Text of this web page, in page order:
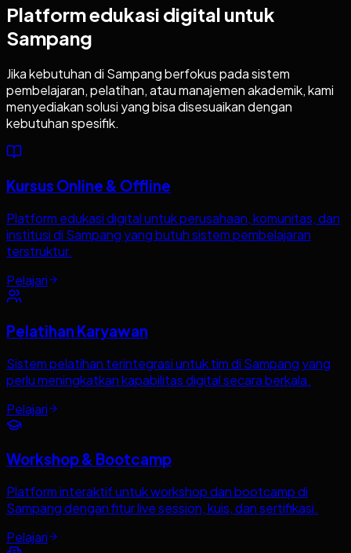
Platform edukasi digital untuk
Sampang
Jika kebutuhan di Sampangberfokus pada sistem
pembelajaran, pelatihan, atau manajemen akademik, kami
menyediakan solusi yang bisa disesuaikan dengan
kebutuhan spesifik.
Kursus Online & Offline
Platform edukasi digital untuk perusahaan, komunitas, dan
institusi di Sampang yang butuh sistem pembelajaran
terstruktur.
Pelajari
Pelatihan Karyawan
Sistem pelatihan terintegrasi untuk tim di Sampang yang
perlu meningkatkan kapabilitas digital secara berkala.
Pelajari
Workshop & Bootcamp
Platform interaktif untuk workshop dan bootcamp di
Sampang dengan fitur live session, kuis, dan sertifikasi.
Pelajari